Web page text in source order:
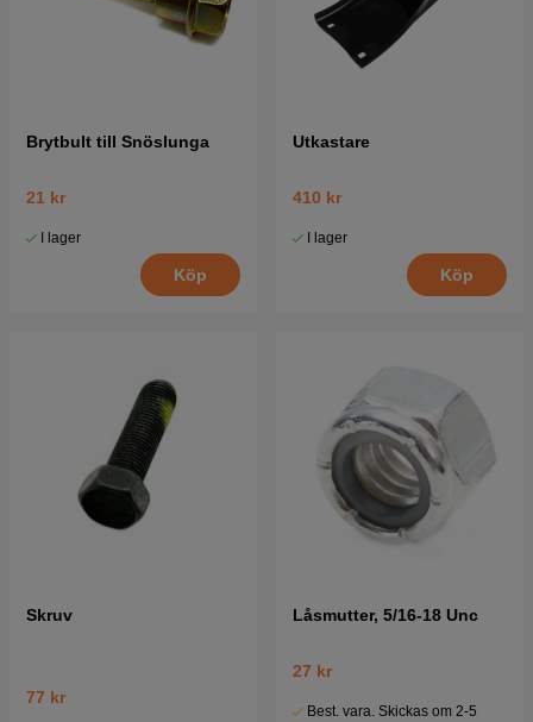
Brytbult till Snöslunga
21 kr
I lager
Köp
Utkastare
410 kr
I lager
Köp
Skruv
77 kr
Låsmutter, 5/16-18 Unc
27 kr
Best. vara. Skickas om 2-5